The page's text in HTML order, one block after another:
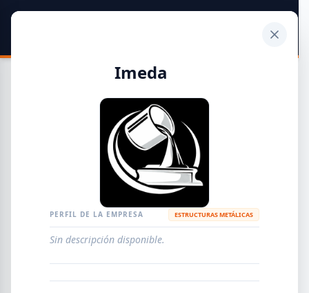
Guía de Empresas Metalúrgicas y Siderúrgicas
METALÚRGICAS
EMPRESAS AGREGAR EMPRESA
Imeda
PERFIL DE LA EMPRESA ESTRUCTURAS METÁLICAS
Sin descripción disponible.